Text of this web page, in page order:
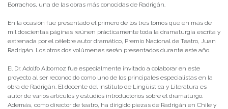
Borrachos, una de las obras más conocidas de Radrigán.
En la ocasión fue presentado el primero de los tres tomos que en más de
mil doscientas páginas reúnen prácticamente toda la dramaturgia escrita y
estrenada por el célebre autor dramático, Premio Nacional de Teatro, Juan
Radrigán. Los otros dos volúmenes serán presentados durante este año.
El Dr. Adolfo Albornoz fue especialmente invitado a colaborar en este
proyecto al ser reconocido como uno de los principales especialistas en la
obra de Radrigán. El docente del Instituto de Lingüística y Literatura es
autor de varios artículos y estudios introductorios sobre el dramaturgo.
Además, como director de teatro, ha dirigido piezas de Radrigán en Chile y